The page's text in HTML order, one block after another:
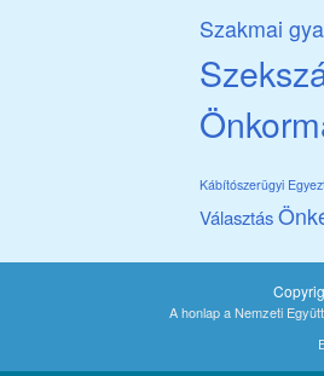
Szakmai
Kábítószerügyi
Választás
A honlap a Nemzeti